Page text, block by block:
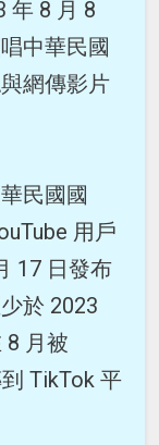
年 8 月 8
中華民國
網傳影片
民國國
用戶
17 日發布
於 2023
8 月被
TikTok 平